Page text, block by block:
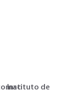
Instituto de